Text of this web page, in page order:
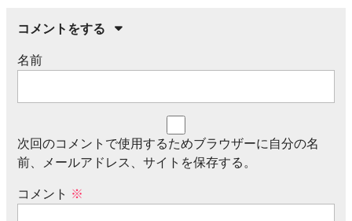
コメントをする
名前
次回のコメントで使用するためブラウザーに自分の名
前、メールアドレス、サイトを保存する。
コメント ※